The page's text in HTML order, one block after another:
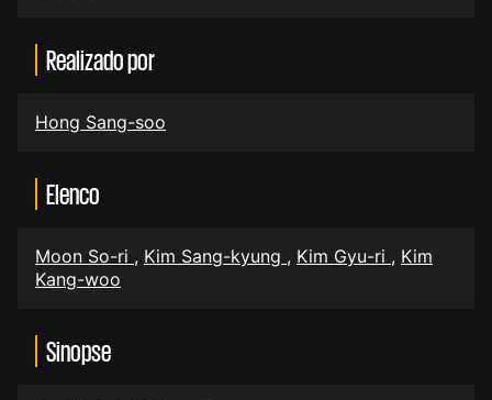
Realizado por
Hong Sang-soo
Elenco
Moon So-ri , Kim Sang-kyung , Kim Gyu-ri , Kim
Kang-woo
Sinopse